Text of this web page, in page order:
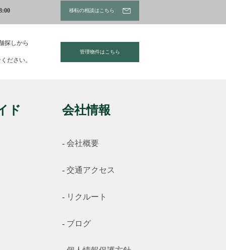
移転の相談はこちら
探しから
ださい。
管理物件はこちら
ド 会社情報
会社概要
交通アクセス
リクルート
ブログ